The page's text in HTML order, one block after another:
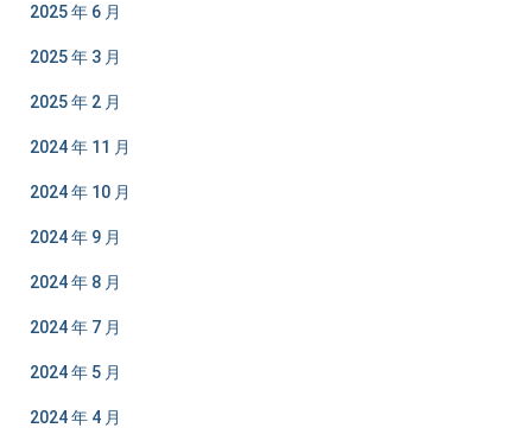
2025 年 6 月
2025 年 3 月
2025 年 2 月
2024 年 11 月
2024 年 10 月
2024 年 9 月
2024 年 8 月
2024 年 7 月
2024 年 5 月
2024 年 4 月